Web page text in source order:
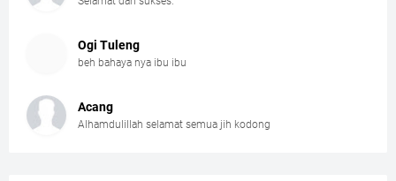
Ogi Tuleng
beh bahaya nya ibu ibu
Acang
Alhamdulillah selamat semua jih kodong